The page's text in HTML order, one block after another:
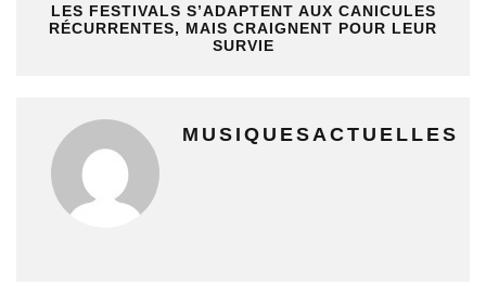
LES FESTIVALS S’ADAPTENT AUX CANICULES
RÉCURRENTES, MAIS CRAIGNENT POUR LEUR
SURVIE
MUSIQUESACTUELLES